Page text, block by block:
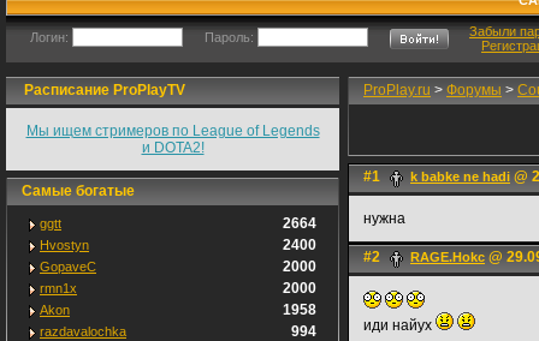
Логин: Пароль:
Забыли
Расписание ProPlayTV
Мы ищем стримеров по League of Legends
и DOTA2!
Самые богатые
ggtt 2664
Hvostyn 2400
GopaveC 2000
rmn1x 2000
Akon 1958
razdavalochka 994
ProPlay.ru > Форумы >
#1 k babke ne hadi @
нужна
#2 RAGE.Hokc @
иди найух